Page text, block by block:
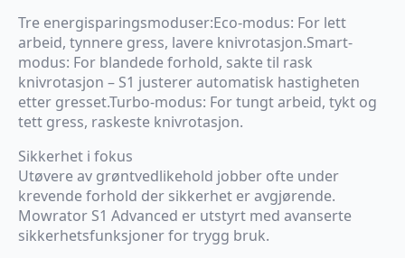
Tre energisparingsmoduser:Eco-modus: For lett
arbeid, tynnere gress, lavere knivrotasjon.Smart-
modus: For blandede forhold, sakte til rask
knivrotasjon – S1 justerer automatisk hastigheten
etter gresset.Turbo-modus: For tungt arbeid, tykt og
tett gress, raskeste knivrotasjon.
Sikkerhet i fokus
Utøvere av grøntvedlikehold jobber ofte under
krevende forhold der sikkerhet er avgjørende.
Mowrator S1 Advanced er utstyrt med avanserte
sikkerhetsfunksjoner for trygg bruk.